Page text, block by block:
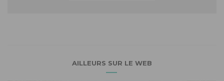
AILLEURS SUR LE WEB